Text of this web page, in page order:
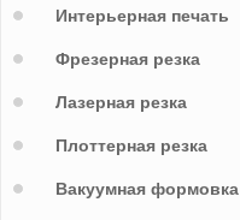
Интерьерная печать
Фрезерная резка
Лазерная резка
Плоттерная резка
Вакуумная формовка